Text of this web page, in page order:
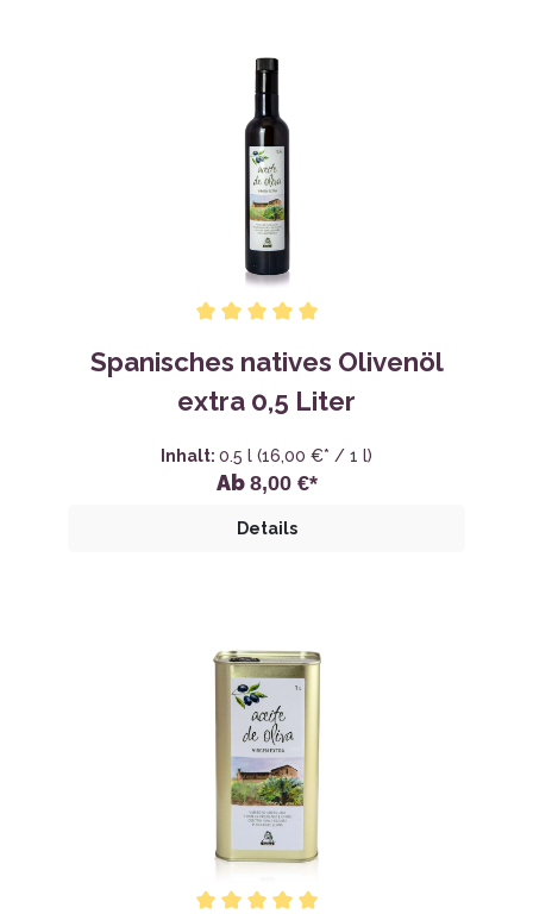
Spanisches natives Olivenöl
extra 0,5 Liter
Inhalt: 0.5 l (16,00 €* / 1 l)
Ab 8,00 €*
Details